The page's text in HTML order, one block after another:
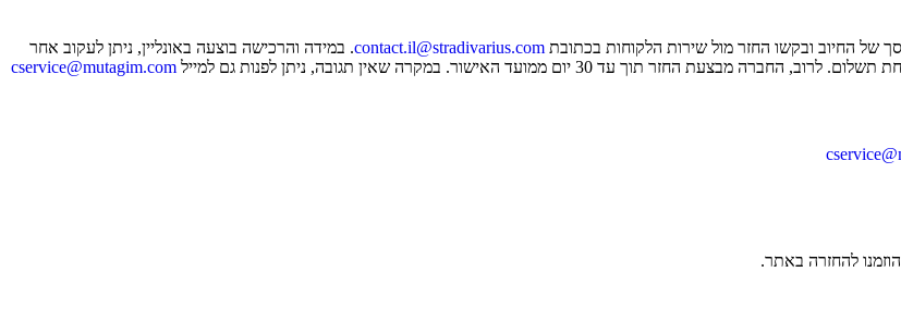
של החיוב ובקשו החזר מול שירות הלקוחות בכתובת contact.il@stradivarius.com. במידה והרכישה בוצעה באונליין, ניתן לעקוב אחר
תוך עד 30 יום ממועד האישור. במקרה שאין תגובה, ניתן לפנות גם למייל
cservice@mutagim.com
להחזרה באתר.